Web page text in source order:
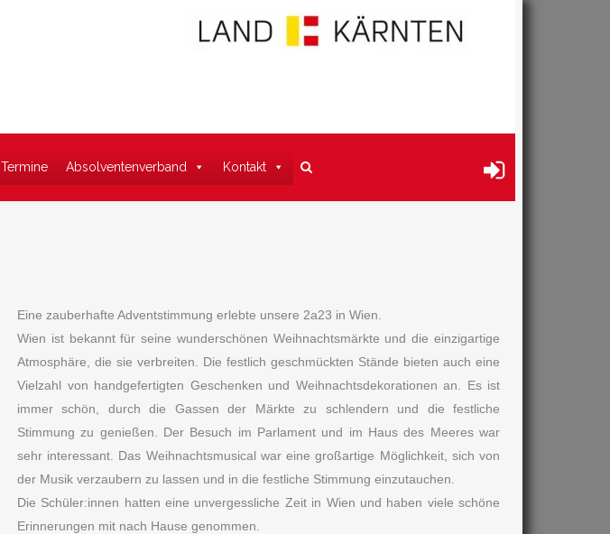
Termine Absolventenverband Kontakt
Eine zauberhafte Adventstimmung erlebte unsere 2a23 in Wien.
Wien ist bekannt für seine wunderschönen Weihnachtsmärkte und die einzigartige
Atmosphäre, die sie verbreiten. Die festlich geschmückten Stände bieten auch eine
Vielzahl von handgefertigten Geschenken und Weihnachtsdekorationen an. Es ist
immer schön, durch die Gassen der Märkte zu schlendern und die festliche
Stimmung zu genießen. Der Besuch im Parlament und im Haus des Meeres war
sehr interessant. Das Weihnachtsmusical war eine großartige Möglichkeit, sich von
der Musik verzaubern zu lassen und in die festliche Stimmung einzutauchen.
Die Schüler:innen hatten eine unvergessliche Zeit in Wien und haben viele schöne
Erinnerungen mit nach Hause genommen.